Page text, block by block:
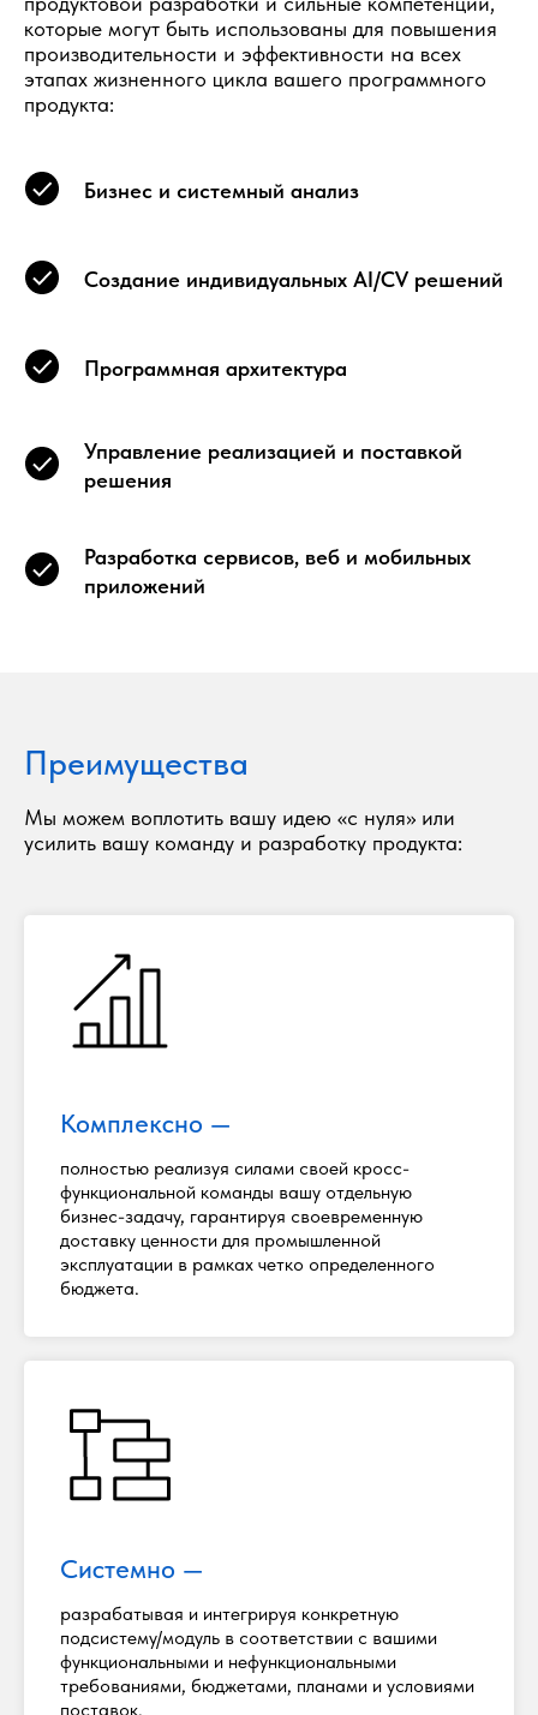
которые могут быть использованы для повышения
производительности и эффективности на всех
этапах жизненного цикла вашего программного
продукта:
Бизнес и системный анализ
Создание индивидуальных AI/CV решений
Программная архитектура
Управление реализацией и поставкой
решения
Разработка сервисов, веб и мобильных
приложений
Преимущества
Мы можем воплотить вашу идею «с нуля» или
усилить вашу команду и разработку продукта:
Комплексно —
полностью реализуя силами своей кросс-
функциональной команды вашу отдельную
бизнес-задачу, гарантируя своевременную
доставку ценности для промышленной
эксплуатации в рамках четко определенного
бюджета.
Системно —
разрабатывая и интегрируя конкретную
подсистему/модуль в соответствии с вашими
функциональными и нефункциональными
требованиями, бюджетами, планами и условиями
поставок.